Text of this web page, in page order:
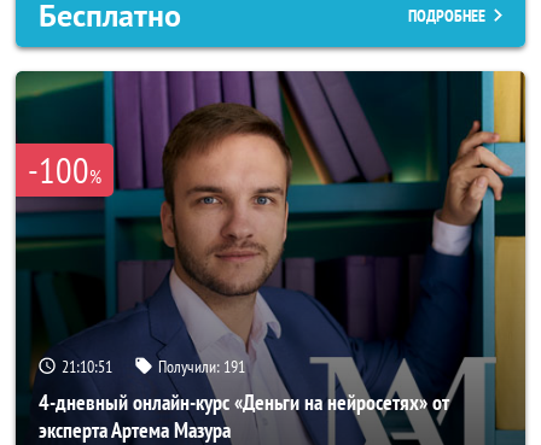
Бесплатно ПОДРОБНЕЕ
-100%
21:10:50 Получили: 191
4-дневный онлайн-курс «Деньги на нейросетях» от
эксперта Артема Мазура